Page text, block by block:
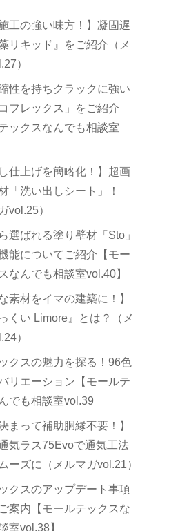
工の強い味方！】凝固遅
リキッド』をご紹介（メ
）
性を持ちクラックに強い
フレックス」をご紹介
ックスなんでも相談室
仕上げを簡略化！】超画
「洗い出しシート」！
vol.25）
選ばれる塗り壁材「Sto」
能についてご紹介【モー
なんでも相談室vol.40】
素材をイマの建築に！】
くい Limore』とは？（メ
）
クスの魅力を探る！96色
リエーション【モールテ
でも相談室vol.39
まって補助胴縁不要！】
気ラス75Evoで通気工法
ーズに（メルマガvol.21）
クスのアップデート事項
案内【モールテックスな
室vol.38】